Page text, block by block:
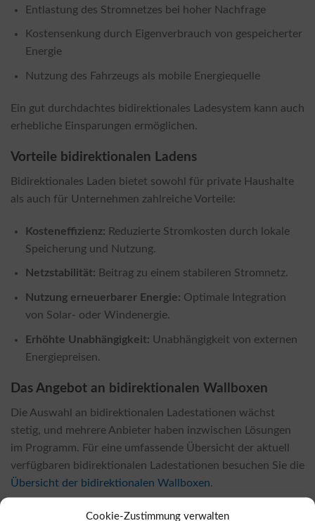
Cookie-Zustimmung verwalten
Entlastung des Stromnetzes bei hoher Nachfrage
Kostensenkung durch Eigenverbrauch von gespeicherter
Energie
Nutzung des Fahrzeugs als mobile Energiequelle
Ein gut durchdachtes bidirektionales Ladesystem kann auch
erhebliche Einsparungen ermöglichen.
Vorteile bidirektionalen Ladens
Bidirektionales Laden bietet sowohl für private Haushalte
als auch für Unternehmen zahlreiche Vorteile:
Kosteneffizienz: Reduzierte Stromkosten durch lokale
Speicherung und Nutzung.
Netzstabilität: Beitrag zu einem stabileren Stromnetz.
Nutzung erneuerbarer Energie: Optimale Integration
von Solar- oder Windenergie.
Erhöhte Unabhängigkeit: Unabhängigkeit von externen
Energiepreisen.
Das Angebot an bidirektionalen Wallboxen
Die Auswahl an bidirektionalen Ladestationen wächst
stetig, und mehrere Anbieter haben inzwischen Lösungen
im Programm. Für eine umfassende Übersicht der aktuell
verfügbaren bidirektionalen Ladestationen besuchen Sie die
Übersicht der bidirektionalen Wallboxen.
Bezugsquellen für bidirektionale Wallboxen